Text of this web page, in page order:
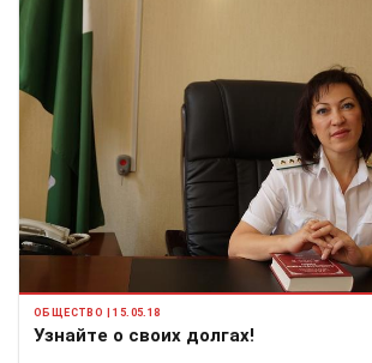
ОБЩЕСТВО | 15.05.18
Узнайте о своих долгах!